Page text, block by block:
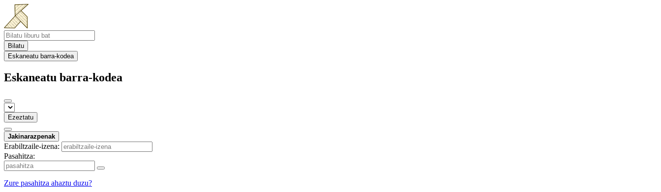
Bilatu
Eskaneatu barra-kodea
Eskaneatu barra-kodea
Ezeztatu
Jakinarazpenak
Erabiltzaile-izena:
Pasahitza:
Zure pasahitza ahaztu duzu?